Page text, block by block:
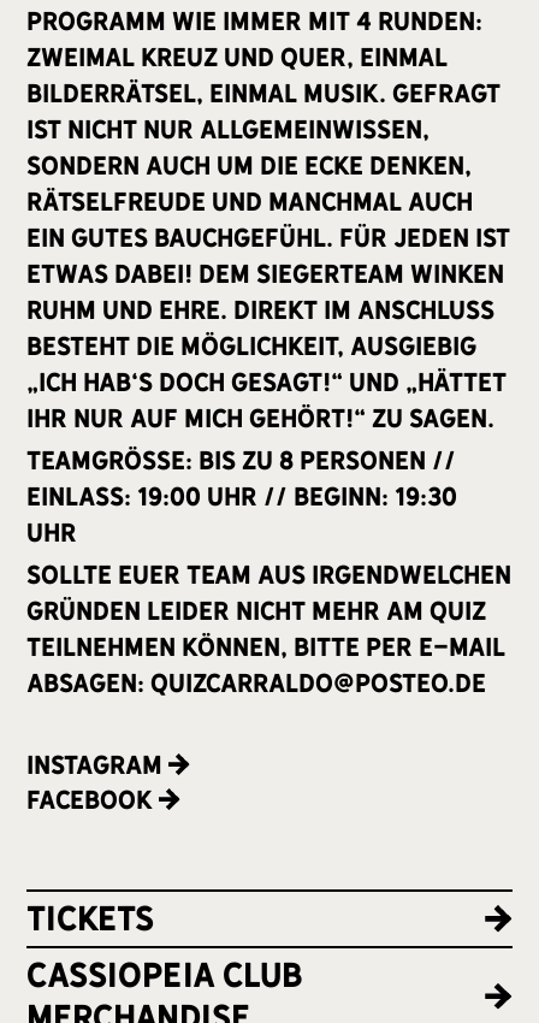
Programm wie immer mit 4 Runden:
Zweimal kreuz und quer, einmal
Bilderrätsel, einmal Musik. Gefragt
ist nicht nur Allgemeinwissen,
sondern auch um die Ecke denken,
Rätselfreude und manchmal auch
ein gutes Bauchgefühl. Für jeden ist
etwas dabei! Dem Siegerteam winken
Ruhm und Ehre. Direkt im Anschluss
besteht die Möglichkeit, ausgiebig
„Ich hab‘s doch gesagt!“ und „Hättet
ihr nur auf mich gehört!“ zu sagen.
Teamgröße: bis zu 8 Personen //
Einlass: 19:00 Uhr // Beginn: 19:30
Uhr
Sollte euer Team aus irgendwelchen
Gründen leider nicht mehr am Quiz
teilnehmen können, bitte per E-Mail
absagen: quizcarraldo@posteo.de
Instagram
Facebook
Tickets
cassiopeia club